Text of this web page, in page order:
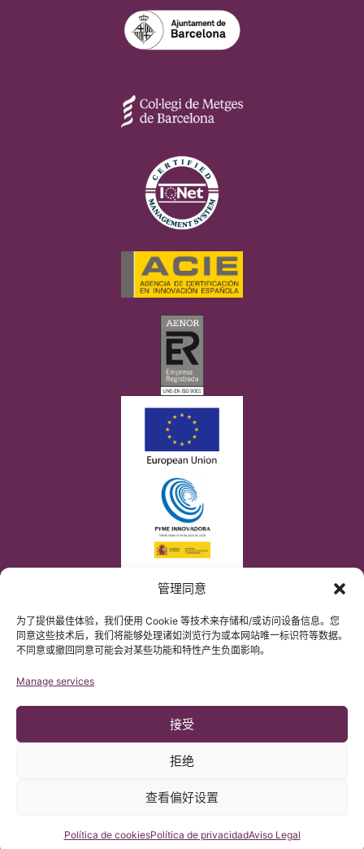
管理同意
为了提供最佳体验，我们使用 Cookie 等技术来存储和/或访问设备信息。您
同意这些技术后，我们将能够处理诸如浏览行为或本网站唯一标识符等数据。
不同意或撤回同意可能会对某些功能和特性产生负面影响。
Manage services
接受
拒绝
查看偏好设置
Política de cookiesPolítica de privacidadAviso Legal
本网站内容原文为西班牙语，网站的翻译内容非官方翻译，不具法
咨询我们